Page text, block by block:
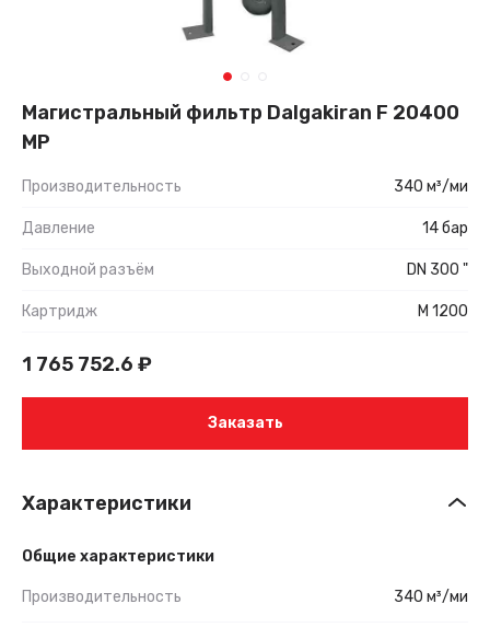
Магистральный фильтр Dalgakiran F 20400
MP
Производительность 340 м³/ми
Давление 14 бар
Выходной разъём DN 300 "
Картридж M 1200
1 765 752.6 ₽
Заказать
Характеристики
Общие характеристики
Производительность 340 м³/ми